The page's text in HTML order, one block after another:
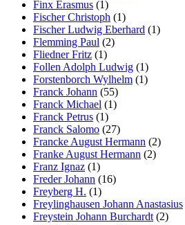
Finx Erasmus (1)
Fischer Christoph (1)
Fischer Ludwig Eberhard (1)
Flemming Paul (2)
Fliedner Fritz (1)
Follen Adolph Ludwig (1)
Forstenborch Wylhelm (1)
Franck Johann (55)
Franck Michael (1)
Franck Petrus (1)
Franck Salomo (27)
Francke August Hermann (2)
Franke August Hermann (2)
Franz Ignaz (1)
Freder Johann (16)
Freyberg H. (1)
Freylinghausen Johann Anastasius
Freystein Johann Burchardt (2)